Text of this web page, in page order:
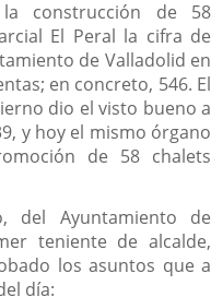
construcción de 58
El Peral la cifra de
de Valladolid en
en concreto, 546. El
dio el visto bueno a
y hoy el mismo órgano
de 58 chalets
del Ayuntamiento de
teniente de alcalde,
los asuntos que a
día: